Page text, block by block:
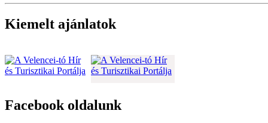
Kiemelt ajánlatok
Facebook oldalunk